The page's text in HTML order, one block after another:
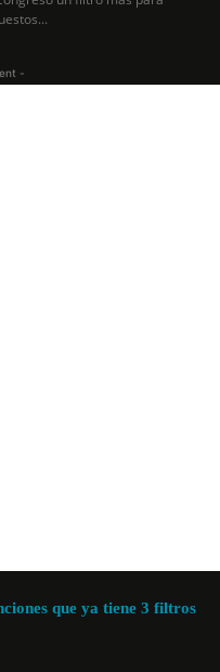
-
que ya tiene 3 filtros